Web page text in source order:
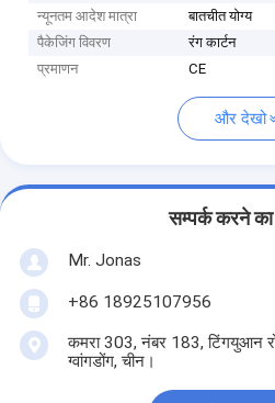
न्यूनतम आदेश मात्रा
बातचीत योग्य
पैकेजिंग विवरण
रंग कार्टन
प्रमाणन
CE
और देखो
सम्पर्क करने
Mr. Jonas
+86 18925107956
कमरा 303, नंबर 183, टिंगयुआन
ग्वांगडोंग, चीन।